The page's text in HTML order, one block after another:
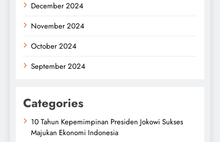
December 2024
November 2024
October 2024
September 2024
Categories
10 Tahun Kepemimpinan Presiden Jokowi Sukses
Majukan Ekonomi Indonesia